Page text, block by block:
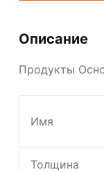
Описание
Продукты
Имя
Толщина